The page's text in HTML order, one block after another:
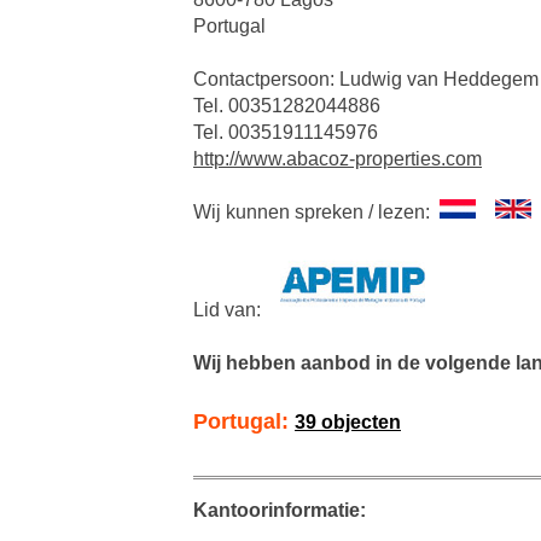
Portugal
Contactpersoon: Ludwig van Heddegem
Tel. 00351282044886
Tel. 00351911145976
http://www.abacoz-properties.com
Wij kunnen spreken / lezen:
Lid van:
Wij hebben aanbod in de volgende
Portugal: 39 objecten
Kantoorinformatie: